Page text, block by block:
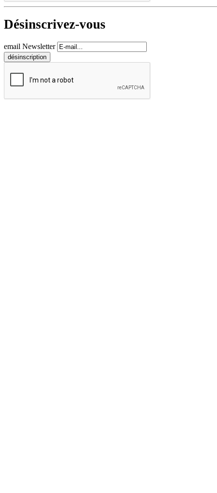
Désinscrivez-vous
email Newsletter